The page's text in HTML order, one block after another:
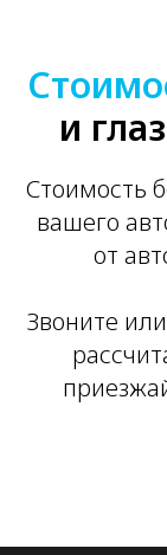
и
Стоимость
вашего
от
Звоните